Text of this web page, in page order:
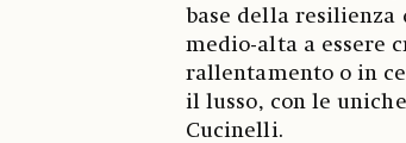
base della resilienza
medio-alta a essere
rallentamento o in
il lusso, con le
Cucinelli.